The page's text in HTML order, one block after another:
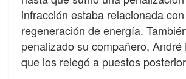
infracción estaba relacionada
regeneración de energía.
penalizado su compañero, André
que los relegó a puestos